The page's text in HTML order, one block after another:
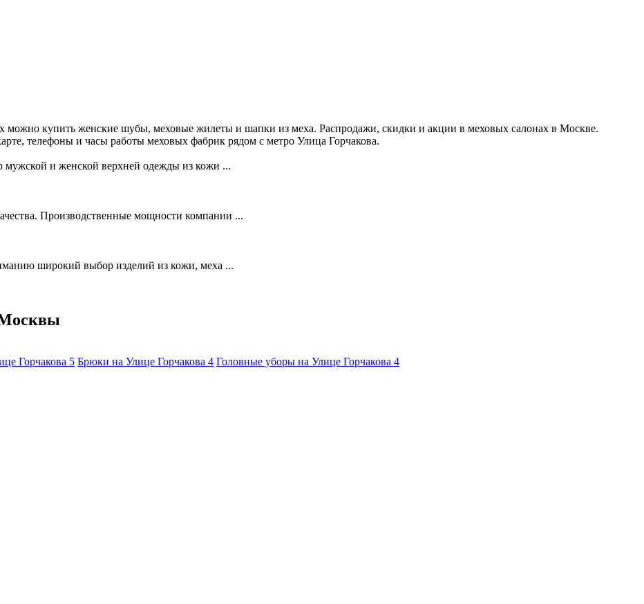
можно купить женские шубы, меховые жилеты и шапки из меха. Распродажи, скидки и акции в меховых салонах в Москве.
телефоны и часы работы меховых фабрик рядом с метро Улица Горчакова.
и женской верхней одежды из кожи ...
Производственные мощности компании ...
широкий выбор изделий из кожи, меха ...
Горчакова 5 Брюки на Улице Горчакова 4 Головные уборы на Улице Горчакова 4